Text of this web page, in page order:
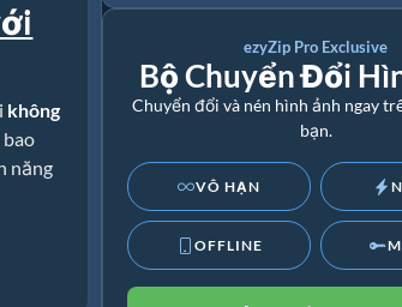
không
bao
năng
ezyZip Pro Exclusive
Bộ Chuyển Đổi
Chuyển đổi và nén hình ảnh ngay
bạn.
VÔ HẠN
OFFLINE